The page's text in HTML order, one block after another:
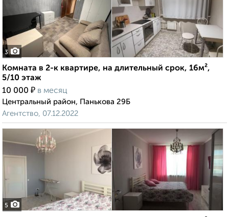
3
Комната в 2-к квартире, на длительный срок, 16м²,
5/10 этаж
10 000 ₽ в месяц
Центральный район, Панькова 29Б
Агентство, 07.12.2022
5